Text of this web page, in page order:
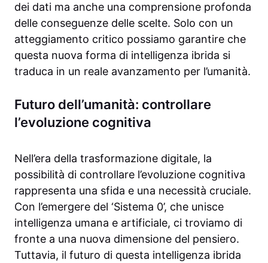
dei dati ma anche una comprensione profonda
delle conseguenze delle scelte. Solo con un
atteggiamento critico possiamo garantire che
questa nuova forma di intelligenza ibrida si
traduca in un reale avanzamento per l’umanità.
Futuro dell’umanità: controllare
l’evoluzione cognitiva
Nell’era della trasformazione digitale, la
possibilità di controllare l’evoluzione cognitiva
rappresenta una sfida e una necessità cruciale.
Con l’emergere del ‘Sistema 0’, che unisce
intelligenza umana e artificiale, ci troviamo di
fronte a una nuova dimensione del pensiero.
Tuttavia, il futuro di questa intelligenza ibrida